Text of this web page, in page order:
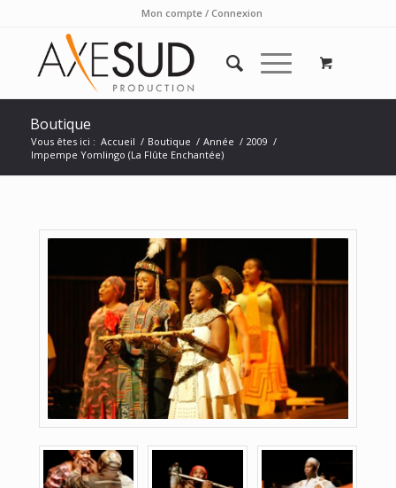
Mon compte / Connexion
Boutique
Vous êtes ici : Accueil / Boutique / Année / 2009 /
Impempe Yomlingo (La Flûte Enchantée)